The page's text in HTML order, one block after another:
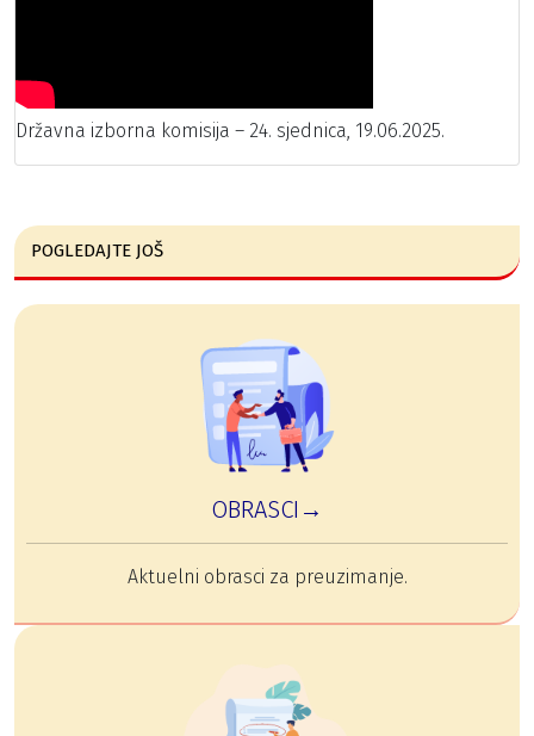
Državna izborna komisija – 24. sjednica, 19.06.2025.
POGLEDAJTE JOŠ
OBRASCI→
Aktuelni obrasci za preuzimanje.